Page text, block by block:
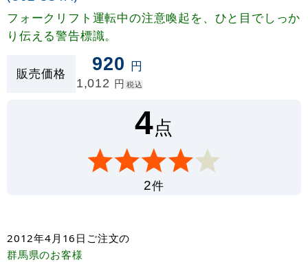
フォークリフト運転中の注意喚起を、ひと目でしっか
り伝える警告標識。
販売価格 920 円
1,012 円 税込
4点
2件
2012年4月16日 ご注文の
群馬県のお客様